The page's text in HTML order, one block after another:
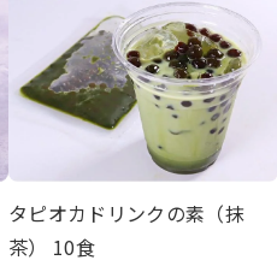
タピオカドリンクの素（抹
茶） 10食